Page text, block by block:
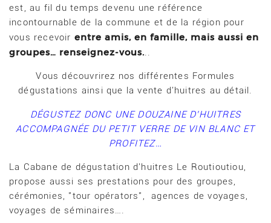
est, au fil du temps devenu une référence
incontournable de la commune et de la région pour
vous recevoir entre amis, en famille, mais aussi en
groupes… renseignez-vous...
Vous découvrirez nos différentes Formules
dégustations ainsi que la vente d'huitres au détail.
DÉGUSTEZ DONC UNE DOUZAINE D'HUITRES
ACCOMPAGNÉE DU PETIT VERRE DE VIN BLANC ET
PROFITEZ…
La Cabane de dégustation d'huitres Le Routioutiou,
propose aussi ses prestations pour des groupes,
cérémonies, "tour opérators", agences de voyages,
voyages de séminaires….